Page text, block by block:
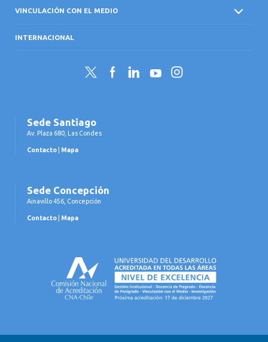
VINCULACIÓN CON EL MEDIO
INTERNACIONAL
Twitter FacebookLinkedInYouTubeInstagram
Sede Santiago
Av. Plaza 680, Las Condes
Contacto Mapa
Sede Concepción
Ainavillo 456, Concepción
Contacto Mapa